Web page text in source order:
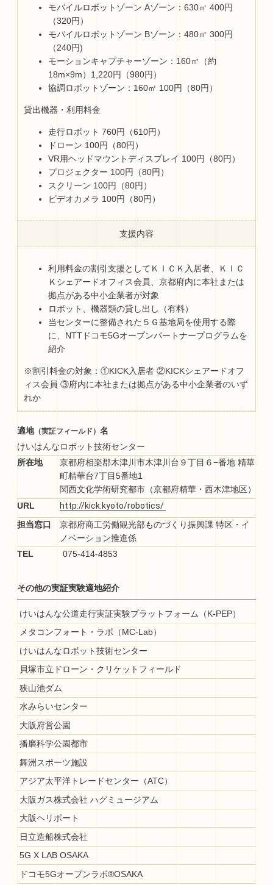
モバイルロボットゾーン Aゾーン：630㎡ 400円
（320円）
モバイルロボットゾーン Bゾーン：480㎡ 300円
（240円)
モーションキャプチャーゾーン：160㎡（約
18m×9m）1,220円（980円）
協調ロボットゾーン：160㎡ 100円（80円）
貸出機器・利用料金
走行ロボット 760円（610円）
ドローン 100円（80円）
VR用ヘッドマウントディスプレイ 100円（80円）
プロジェクター 100円（80円）
スクリーン 100円（80円）
ビデオカメラ 100円（80円）
支援内容
利用料金の割引支援としてＫＩＣＫ入居者、ＫＩＣ
Ｋシェアードオフィス会員、京都府内に本社または
拠点がある中小企業者が対象
ロボット、機器類の貸し出し（有料）
当センターに整備された５Ｇ基地局を使用する際
に、NTTドコモ5Gオープンパートナープログラムを
紹介
※割引料金の対象：①KICK入居者 ②KICKシェアードオフ
ィス会員 ③府内に本社または拠点がある中小企業者のいず
れか
適地（実証フィールド） 名
けいはんなロボット技術センター
所在地
京都府相楽郡木津川市木津川台９丁目６−番地 精華
町精華台7丁目5番地1
関西文化学術研究都市（京都府精華・西木津地区）
URL
担当窓口
京都府商工労働観光部ものづくり振興課 特区・イ
ノベーション推進係
TEL
075-414-4853
その他の実証実験適地紹介
けいはんな公道走行実証実験プラットフォーム（K-PEP）
メタコンフォート・ラボ（MC-Lab）
けいはんなロボット技術センター
貝塚市立ドローン・クリケットフィールド
狭山池ダム
水みらいセンター
大阪府営公園
播磨科学公園都市
舞洲スポーツ施設
アジア太平洋トレードセンター（ATC）
大阪ガス株式会社 ハグミュージアム
大阪ヘリポート
日立造船株式会社
5G X LAB OSAKA
ドコモ5Gオープンラボ®OSAKA